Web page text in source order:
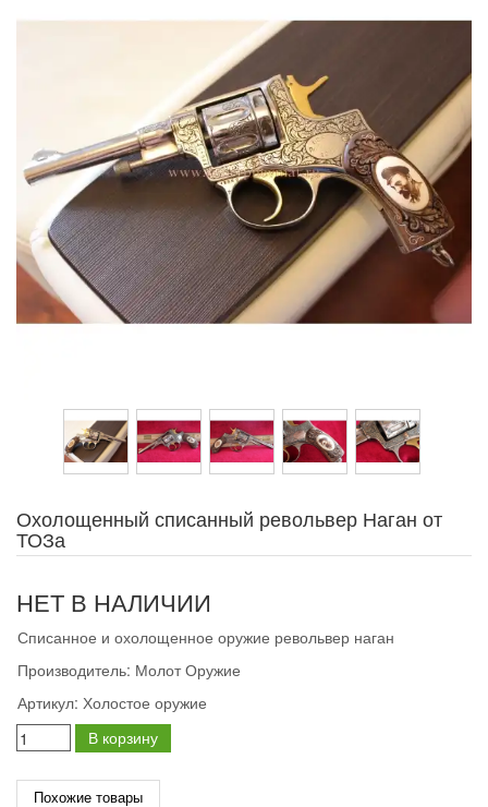
Охолощенный списанный револьвер Наган от
ТОЗа
НЕТ В НАЛИЧИИ
Списанное и охолощенное оружие револьвер наган
Производитель: Молот Оружие
Артикул: Холостое оружие
В корзину
Похожие товары